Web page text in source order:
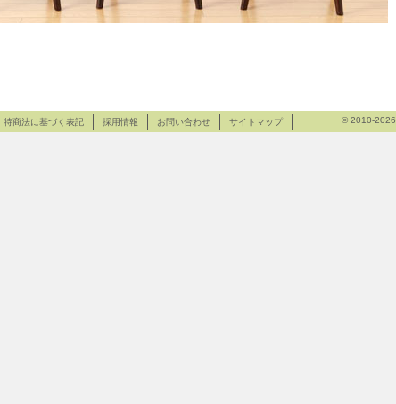
© 2010-2026
特商法に基づく表記 採用情報 お問い合わせ サイトマップ